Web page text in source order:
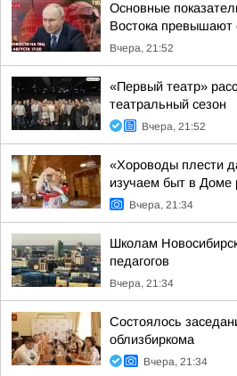
Основные
Востока превышают
Вчера, 21:52
«Первый театр»
театральный сезон
Вчера, 21:52
«Хороводы плести
изучаем быт в Доме
Вчера, 21:34
Школам
педагогов
Вчера, 21:34
Состоялось
облизбиркома
Вчера, 21:34